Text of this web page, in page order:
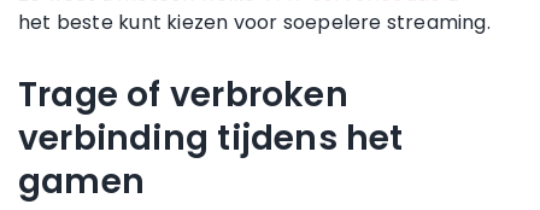
het beste kunt kiezen voor soepelere streaming.
Trage of verbroken
verbinding tijdens het
gamen